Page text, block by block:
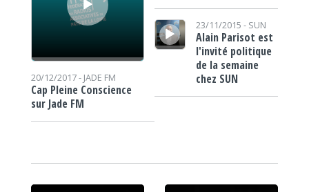
20/12/2017 - JADE FM
Cap Pleine Conscience
sur Jade FM
Lecteur audio
23/11/2015 - SUN
Alain Parisot est
l'invité politique
de la semaine
chez SUN